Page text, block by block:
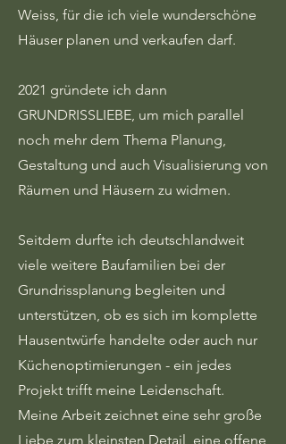
Weiss, für die ich viele wunderschöne
Häuser planen und verkaufen darf.
2021 gründete ich dann
GRUNDRISSLIEBE, um mich parallel
noch mehr dem Thema Planung,
Gestaltung und auch Visualisierung von
Räumen und Häusern zu widmen.
Seitdem durfte ich deutschlandweit
viele weitere Baufamilien bei der
Grundrissplanung begleiten und
unterstützen, ob es sich im komplette
Hausentwürfe handelte oder auch nur
Küchenoptimierungen - ein jedes
Projekt trifft meine Leidenschaft.
Meine Arbeit zeichnet eine sehr große
Liebe zum kleinsten Detail, eine offene